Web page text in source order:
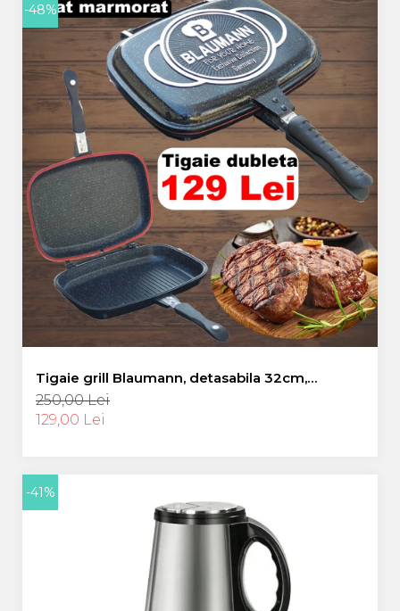
-48%
Tigaie grill Blaumann, detasabila 32cm,
marmorata
250,00 Lei
129,00 Lei
-41%